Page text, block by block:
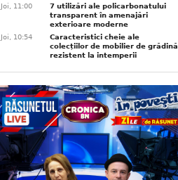
Joi, 11:00
7 utilizări ale policarbonatului
transparent în amenajări
exterioare moderne
Joi, 10:54
Caracteristici cheie ale
colecțiilor de mobilier de grădină
rezistent la intemperii